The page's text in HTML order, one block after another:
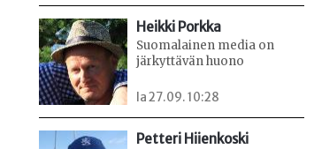
Heikki Porkka
Suomalainen media on
järkyttävän huono
la 27.09. 10:28
Petteri Hiienkoski